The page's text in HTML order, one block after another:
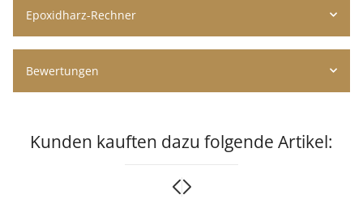
Epoxidharz-Rechner
Bewertungen
Kunden kauften dazu folgende Artikel: